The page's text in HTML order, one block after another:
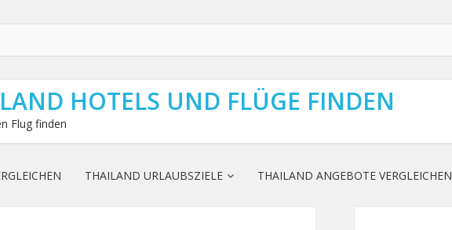
HOTELS UND FLÜGE FINDEN
Flug finden
THAILAND URLAUBSZIELE THAILAND ANGEBOTE VERGLEICHEN